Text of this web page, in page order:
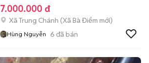
7.000.000 đ
Xã Trung Chánh (Xã Bà Điểm mới)
Hùng Nguyễn 6 đã bán